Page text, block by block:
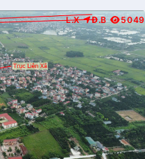
L.X Đ.B 5049